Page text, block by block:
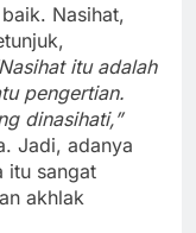
Nasihat,
itu adalah
pengertian.
dinasihati,”
Jadi, adanya
itu sangat
akhlak